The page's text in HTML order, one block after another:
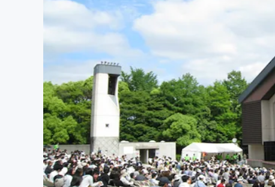
アート・写真
テクノロジー・ガジェット
映像・映画
ビジネス・起業
まちづくり・地域活性化